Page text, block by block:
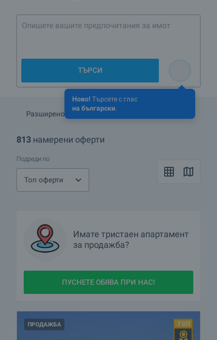
Ново! Търсете с глас
на български.
ТЪРСИ
Разширено търсене
813 намерени оферти
Подреди по
Топ оферти
Имате тристаен апартамент
за продажба?
ПУСНЕТЕ ОБЯВА ПРИ НАС!
ПРОДАЖБА